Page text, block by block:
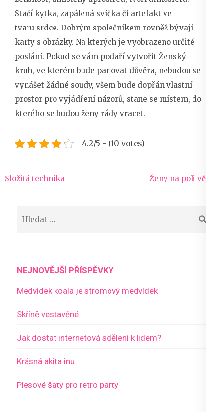
Stačí kytka, zapálená svíčka či artefakt ve
tvaru srdce. Dobrým společníkem rovněž bývají
karty s obrázky. Na kterých je vyobrazeno určité
poslání. Pokud se vám podaří vytvořit Ženský
kruh, ve kterém bude panovat důvěra, nebudou se
vynášet žádné soudy, všem bude dopřán vlastní
prostor pro vyjádření názorů, stane se místem, do
kterého se budou ženy rády vracet.
4.2/5 - (10 votes)
Navigace
Složitá technika Ženy na poli vědy
NEJNOVĚJŠÍ PŘÍSPĚVKY
Medvídek koala je stromový medvídek
Skříně vestavěné
Jak dostat internetová sdělení k lidem?
Krásná akita inu
Plesové šaty pro retro party